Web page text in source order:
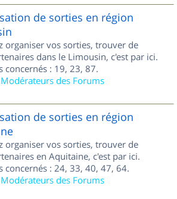
de sorties en région
organiser vos sorties, trouver de
dans le Limousin, c'est par ici.
concernés : 19, 23, 87.
Modérateurs des Forums
de sorties en région
organiser vos sorties, trouver de
en Aquitaine, c'est par ici.
concernés : 24, 33, 40, 47, 64.
Modérateurs des Forums